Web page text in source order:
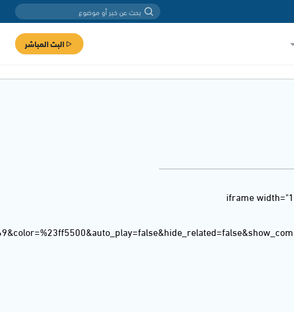
البث المباشر
<iframe